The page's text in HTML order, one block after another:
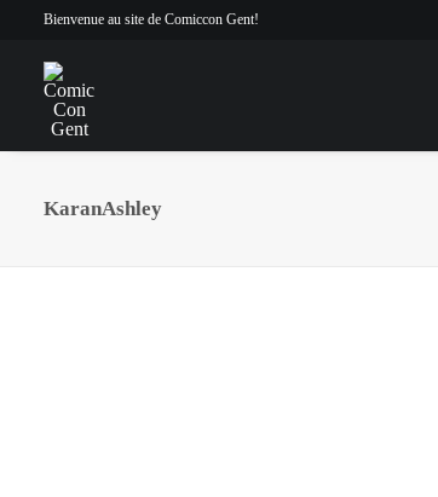
Bienvenue au site de Comiccon Gent!
KaranAshley